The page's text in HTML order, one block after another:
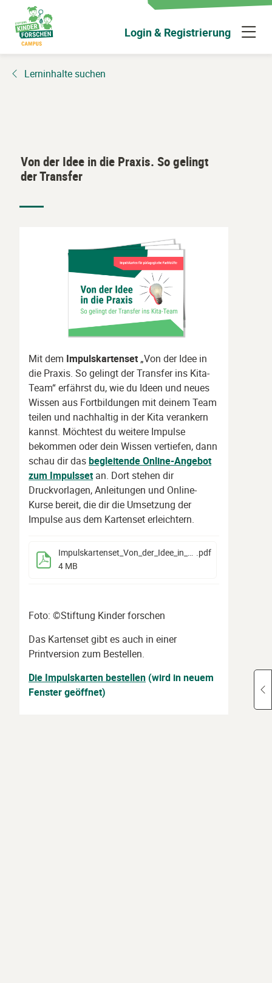
Hauptinhalt
wechseln
Login & Registrierung
Lerninhalte suchen
Von der Idee in die Praxis. So gelingt
der Transfer
Mit dem Impulskartenset „Von der Idee in
die Praxis. So gelingt der Transfer ins Kita-
Team“ erfährst du, wie du Ideen und neues
Wissen aus Fortbildungen mit deinem Team
teilen und nachhaltig in der Kita verankern
kannst. Möchtest du weitere Impulse
bekommen oder dein Wissen vertiefen, dann
schau dir dasbegleitende Online-Angebot
zum Impulssetan. Dort stehen dir
Druckvorlagen, Anleitungen und Online-
Kurse bereit, die dir die Umsetzung der
Impulse aus dem Kartenset erleichtern.
.pdf
4 MB
Foto: ©Stiftung Kinder forschen
Das Kartenset gibt es auch in einer
Printversion zum Bestellen.
Die Impulskarten bestellen (wird in neuem
Fenster geöffnet)